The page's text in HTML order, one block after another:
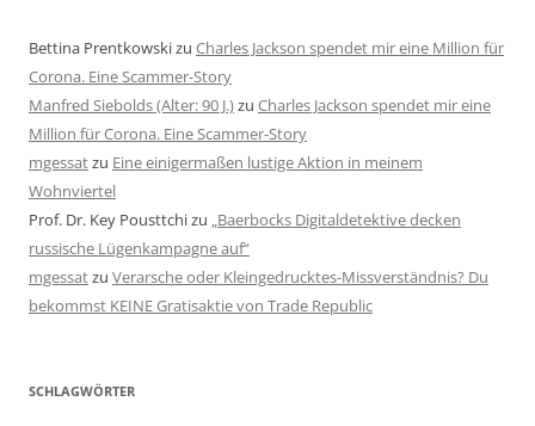
Bettina Prentkowskizu Charles Jackson spendet mir eine Million für
Corona. Eine Scammer-Story
Manfred Siebolds (Alter: 90 J.)zu Charles Jackson spendet mir eine
Million für Corona. Eine Scammer-Story
mgessatzu Eine einigermaßen lustige Aktion in meinem
Wohnviertel
Prof. Dr. Key Pousttchizu „Baerbocks Digitaldetektive decken
russische Lügenkampagne auf“
mgessatzu Verarsche oder Kleingedrucktes-Missverständnis? Du
bekommst KEINE Gratisaktie von Trade Republic
SCHLAGWÖRTER